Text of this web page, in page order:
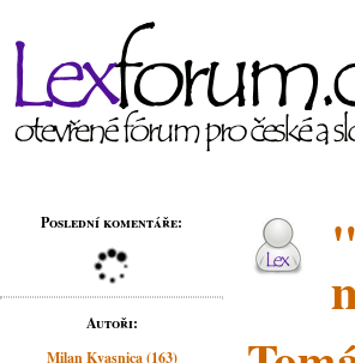
Poslední komentáře:
Autoři:
Milan Kvasnica (163)